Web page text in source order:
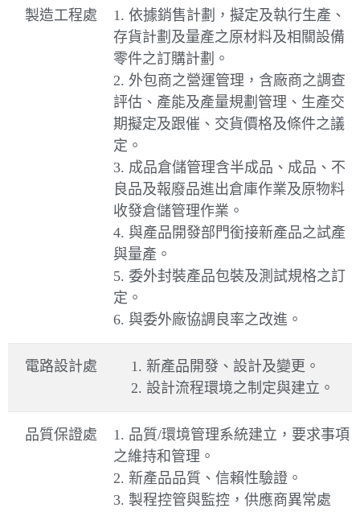
製造工程處
1. 依據銷售計劃，擬定及執行生產、
存貨計劃及量產之原材料及相關設備
零件之訂購計劃。
2. 外包商之營運管理，含廠商之調查
評估、產能及產量規劃管理、生產交
期擬定及跟催、交貨價格及條件之議
定。
3. 成品倉儲管理含半成品、成品、不
良品及報廢品進出倉庫作業及原物料
收發倉儲管理作業。
4. 與產品開發部門銜接新產品之試產
與量產。
5. 委外封裝產品包裝及測試規格之訂
定。
6. 與委外廠協調良率之改進。
電路設計處
1. 新產品開發、設計及變更。
2. 設計流程環境之制定與建立。
品質保證處
1. 品質/環境管理系統建立，要求事項
之維持和管理。
2. 新產品品質、信賴性驗證。
3. 製程控管與監控，供應商異常處